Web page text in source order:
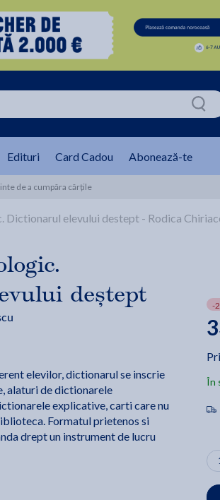
Edituri Card Cadou Abonează-te
de a cumpăra cărțile
Dictionarul elevului destept - Rodica
deștept
elevilor, dictionarul se inscrie
alaturi de dictionarele
explicative, carti care nu
Formatul prietenos si
drept un instrument de lucru
-
În